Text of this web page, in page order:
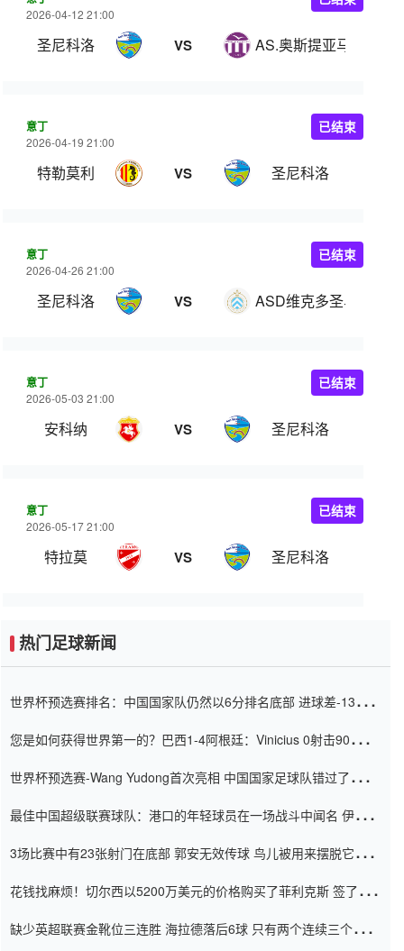
2026-04-12 21:00
圣尼科洛 VS AS.奥斯提亚马尔
意丁
2026-04-19 21:00
特勒莫利 VS 圣尼科洛
已结束
意丁
2026-04-26 21:00
圣尼科洛 VS ASD维克多圣马力诺
已结束
意丁
2026-05-03 21:00
安科纳 VS 圣尼科洛
已结束
意丁
2026-05-17 21:00
特拉莫 VS 圣尼科洛
已结束
热门足球新闻
世界杯预选赛排名：中国国家队仍然以6分排名底部 进球差-13令人
您是如何获得世界第一的？巴西1-4阿根廷：Vinicius 0射击90分钟
世界杯预选赛-Wang Yudong首次亮相 中国国家足球队错过了世界
最佳中国超级联赛球队：港口的年轻球员在一场战斗中闻名 伊万放
3场比赛中有23张射门在底部 郭安无效传球 鸟儿被用来摆脱它
花钱找麻烦！切尔西以5200万美元的价格购买了菲利克斯 签了7年
缺少英超联赛金靴位三连胜 海拉德落后6球 只有两个连续三个连续